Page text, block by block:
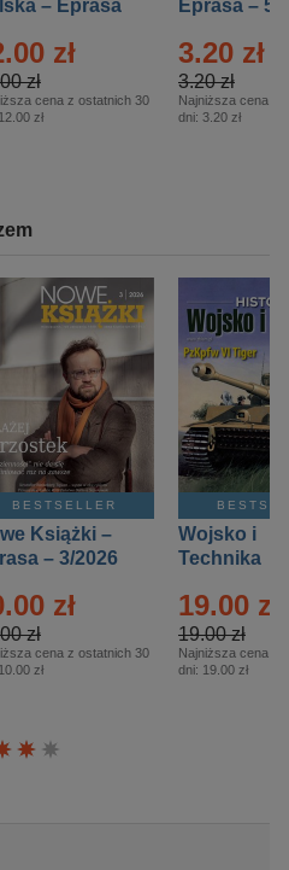
– Eprasa
zł
zł
cena z ostatnich 30
12.00 zł
Eprasa – 5/
3.20 zł
3.20 zł
Najniższa cena z
dni: 3.20 zł
BESTSELLER
Książki –
– 3/2026
zł
zł
cena z ostatnich 30
10.00 zł
Wojsko i
Technika
– 2/2026
19.00 zł
19.00 zł
Najniższa cena z
dni: 19.00 zł